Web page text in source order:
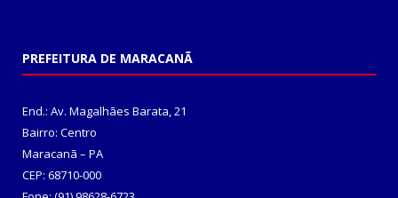
PREFEITURA DE MARACANÃ
End.: Av. Magalhães Barata, 21
Bairro: Centro
Maracanã – PA
CEP: 68710-000